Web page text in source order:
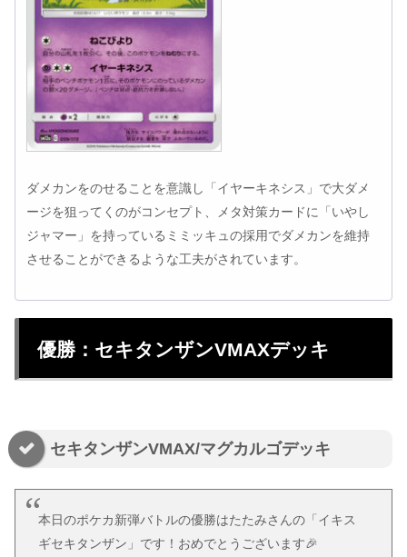
ダメカンをのせることを意識し「イヤーキネシス」で大ダメ
ージを狙ってくのがコンセプト、メタ対策カードに「いやし
ジャマー」を持っているミミッキュの採用でダメカンを維持
させることができるような工夫がされています。
優勝：セキタンザンVMAXデッキ
セキタンザンVMAX/マグカルゴデッキ
本日のポケカ新弾バトルの優勝はたたみさんの「イキス
ギセキタンザン」です！おめでとうございます🎉